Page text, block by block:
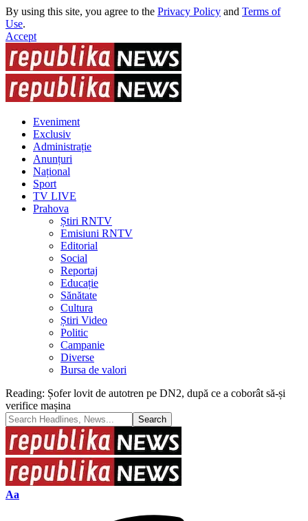
By using this site, you agree to the Privacy Policy and Terms of
Use.
Accept
Eveniment
Exclusiv
Administrație
Anunțuri
Național
Sport
TV LIVE
Prahova
Știri RNTV
Emisiuni RNTV
Editorial
Social
Reportaj
Educație
Sănătate
Cultura
Știri Video
Politic
Campanie
Diverse
Bursa de valori
Reading: Șofer lovit de autotren pe DN2, după ce a coborât să-și
verifice mașina
Font
Aa